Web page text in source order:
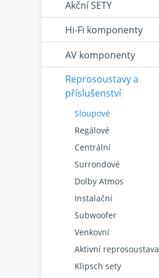
Akční SETY
Hi-Fi komponenty
AV komponenty
Reprosoustavy a
příslušenství
Sloupové
Regálové
Centrální
Surrondové
Dolby Atmos
Instalační
Subwoofer
Venkovní
Aktivní reprosoustava
Klipsch sety